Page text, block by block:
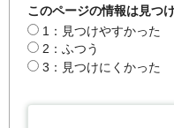
このページの情報は見つ
1：見つけやすかった
2：ふつう
3：見つけにくかった